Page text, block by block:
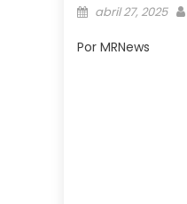
Posted
abril 27, 2025
Por MRNews